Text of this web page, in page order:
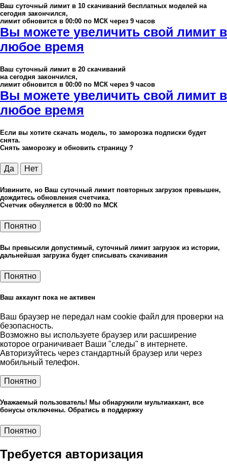
Ваш суточный лимит в 10 скачиваний бесплатных моделей на
сегодня закончился,
лимит обновится в 00:00 по МСК через 9 часов
Вы можете увеличить свой лимит в
любое время
Ваш суточный лимит в 20 скачиваний
на сегодня закончился,
лимит обновится в 00:00 по МСК через 9 часов
Вы можете увеличить свой лимит в
любое время
Если вы хотите скачать модель, то заморозка подписки будет
снята.
Снять заморозку и обновить страницу ?
Да Нет
Извините, но Ваш суточный лимит повторных загрузок превышен,
дождитесь обновления счетчика.
Счетчик обнуляется в 00:00 по МСК
Понятно
Вы превысили допустимый, суточный лимит загрузок из истории,
дальнейшая загрузка будет списывать скачивания
Понятно
Ваш аккаунт пока не активен
Ваш браузер не передал нам cookie файл для проверки на
безопасность.
Возможно вы используете браузер или расширение
которое ограничивает Ваши "следы" в интернете.
Авторизуйтесь через стандартный браузер или через
мобильный телефон.
Понятно
Уважаемый пользователь! Мы обнаружили мультиаккант, все
бонусы отключены. Обратись в поддержку
Понятно
Требуется авторизация